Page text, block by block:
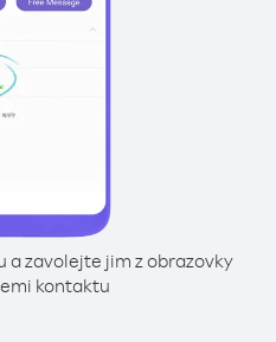
zavolejte jim z obrazovky
kontaktu